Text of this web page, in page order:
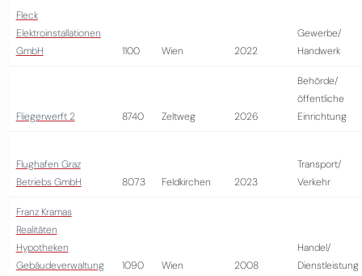
Fleck
Elektroinstallationen
GmbH
1100 Wien 2022
Gewerbe/
Handwerk
Fliegerwerft 2 8740 Zeltweg 2026
Behörde/
öffentliche
Einrichtung
Flughafen Graz
Betriebs GmbH
8073 Feldkirchen 2023
Transport/
Verkehr
Franz Kramas
Realitäten
Hypotheken
Gebäudeverwaltung
1090 Wien 2008
Handel/
Dienstleistung